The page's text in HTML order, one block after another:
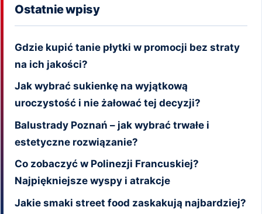
Ostatnie wpisy
Gdzie kupić tanie płytki w promocji bez straty
na ich jakości?
Jak wybrać sukienkę na wyjątkową
uroczystość i nie żałować tej decyzji?
Balustrady Poznań – jak wybrać trwałe i
estetyczne rozwiązanie?
Co zobaczyć w Polinezji Francuskiej?
Najpiękniejsze wyspy i atrakcje
Jakie smaki street food zaskakują najbardziej?